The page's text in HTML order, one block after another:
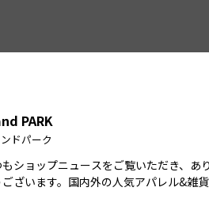
PARK
ドパーク
もショップニュースをご覧いただき、あ
ございます。国内外の人気アパレル&雑貨